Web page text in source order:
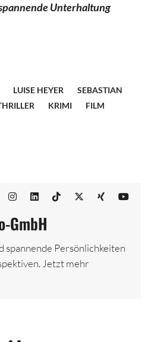
Unterhaltung
LUISE HEYER
SEBASTIAN
KRIMI
FILM
GmbH
spannende Persönlichkeiten
Jetzt mehr